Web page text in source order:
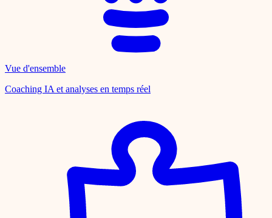
Vue d'ensemble
Coaching IA et analyses en temps réel